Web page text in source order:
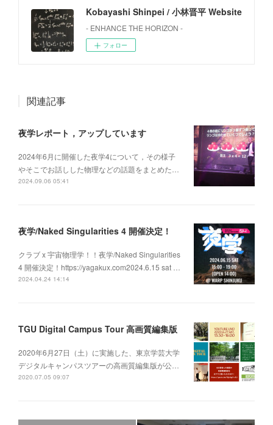
Kobayashi Shinpei / 小林晋平 Website
- ENHANCE THE HORIZON -
フォロー
関連記事
夜学レポート，アップしています
2024年6月に開催した夜学4について，その様子
やそこでお話しした物理などの話題をまとめた…
2024.09.06 05:41
夜学/Naked Singularities 4 開催決定！
クラブ x 宇宙物理学！！夜学/Naked Singularities
4 開催決定！https://yagakux.com2024.6.15 sat …
2024.04.24 14:14
TGU Digital Campus Tour 高画質編集版
2020年6月27日（土）に実施した、東京学芸大学
デジタルキャンパスツアーの高画質編集版が公…
2020.07.05 09:07